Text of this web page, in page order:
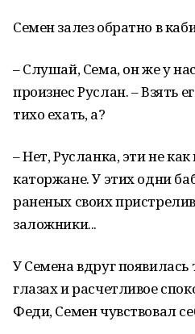
Семен залез обратно в
– Слушай, Сема, он же у
произнес Руслан. – Взять
тихо ехать, а?
– Нет, Русланка, эти не
каторжане. У этих одни
раненых своих
заложники...
У Семена вдруг появилась
глазах и расчетливое
Феди, Семен чувствовал